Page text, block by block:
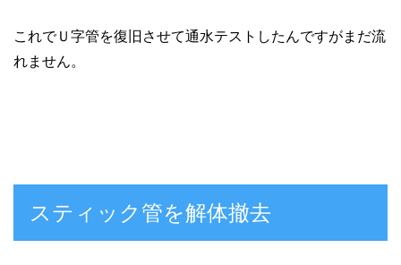
これでＵ字管を復旧させて通水テストしたんですがまだ流
れません。
スティック管を解体撤去